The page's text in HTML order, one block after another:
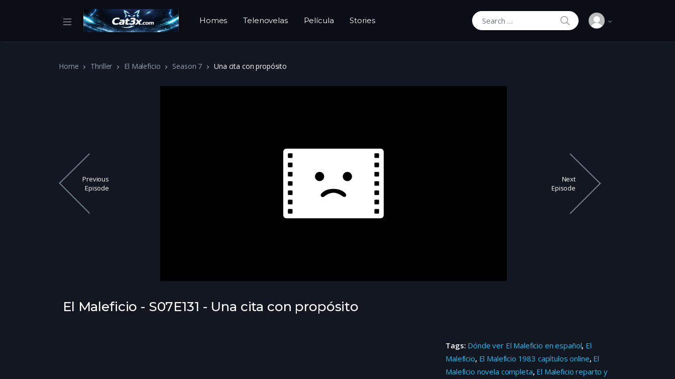
Homes Telenovelas Película Stories
Search for:
SEARCH
Home Thriller El Maleficio Season 7 Una cita con propósito
Previous
Episode
Next
Episode
El Maleficio - S07E131 - Una cita con propósito
Tags: Dónde ver El Maleficio en español, El
Maleficio, El Maleficio 1983 capítulos online, El
Maleficio novela completa, El Maleficio reparto y